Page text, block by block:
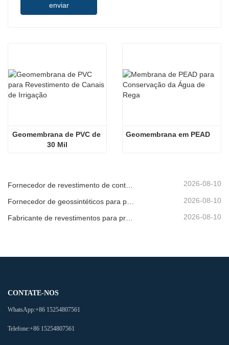
enviar
Geomembrana de PVC de
30 Mil
Geomembrana em PEAD
2026-08-10
2026-08-10
Fabricante de revestimentos para projetos de conservação de água 2026-08-10
CONTATE-NOS
WhatsApp:+86 15254807561
Telefone:+86 15254807561